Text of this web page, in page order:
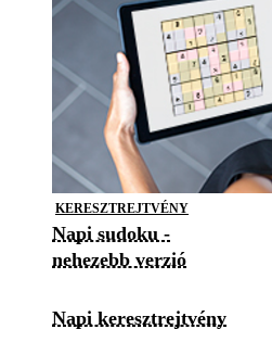
KERESZTREJTVÉNY
Napi sudoku -
nehezebb verzió
Napi keresztrejtvény